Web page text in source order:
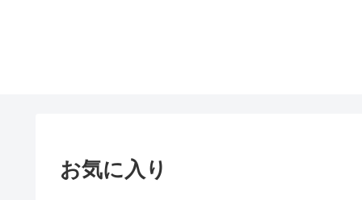
お気に入り